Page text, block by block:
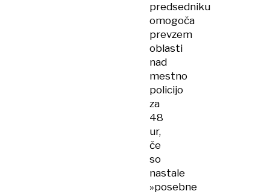
predsedniku
omogoča
prevzem
oblasti
nad
mestno
policijo
za
48
ur,
če
so
nastale
»posebne